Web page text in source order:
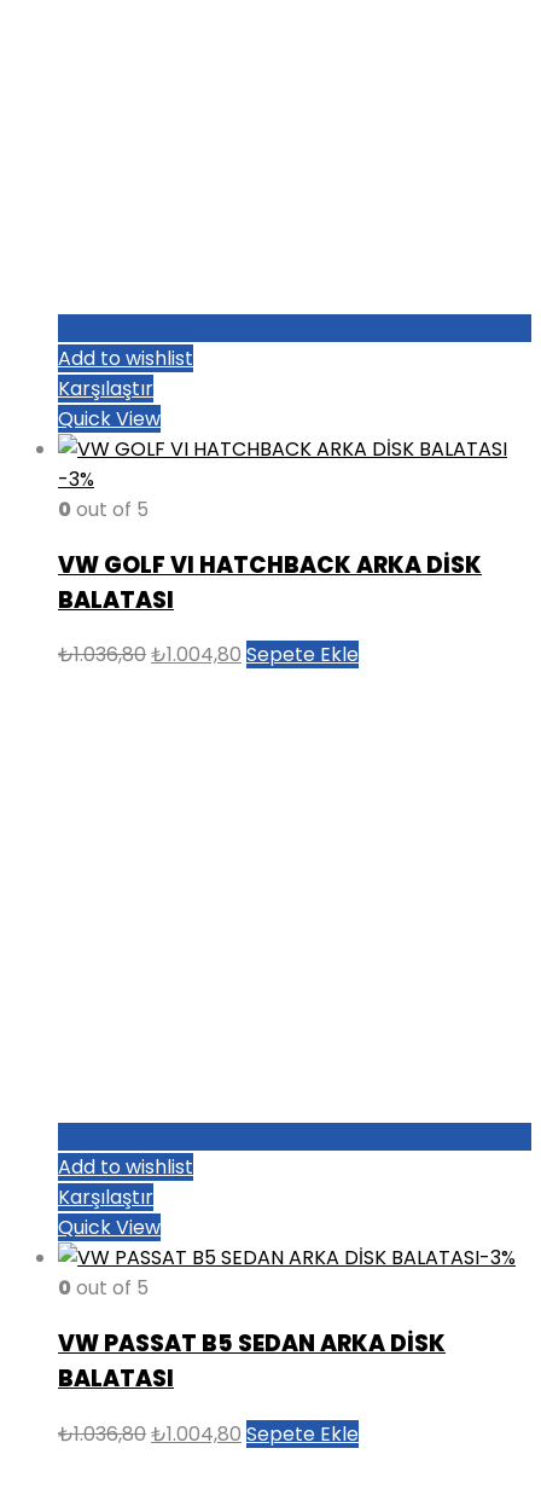
Add to wishlist
Karşılaştır
Quick View
-3%
0 out of 5
VW GOLF VI HATCHBACK ARKA DİSK
BALATASI
₺1.036,80Orijinal
₺1.004,80 Şu
Sepete Ekle
Add to wishlist
Karşılaştır
Quick View
-3%
0 out of 5
VW PASSAT B5 SEDAN ARKA DİSK
BALATASI
₺1.036,80Orijinal
₺1.004,80 Şu
Sepete Ekle